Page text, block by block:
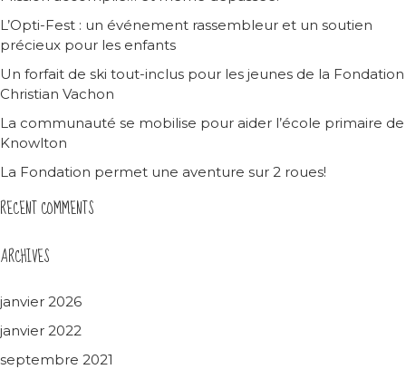
L’Opti-Fest : un événement rassembleur et un soutien
précieux pour les enfants
Un forfait de ski tout-inclus pour les jeunes de la Fondation
Christian Vachon
La communauté se mobilise pour aider l’école primaire de
Knowlton
La Fondation permet une aventure sur 2 roues!
RECENT COMMENTS
ARCHIVES
janvier 2026
janvier 2022
septembre 2021